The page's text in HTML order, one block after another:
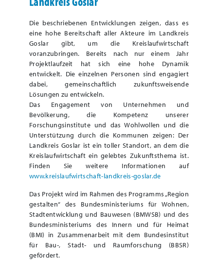
Die beschriebenen Entwicklungen zeigen, dass es
eine hohe Bereitschaft aller Akteure im Landkreis
Goslar gibt, um die Kreislaufwirtschaft
voranzubringen. Bereits nach nur einem Jahr
Projektlaufzeit hat sich eine hohe Dynamik
entwickelt. Die einzelnen Personen sind engagiert
dabei, gemeinschaftlich zukunftsweisende
Lösungen zu entwickeln.
Das Engagement von Unternehmen und
Bevölkerung, die Kompetenz unserer
Forschungsinstitute und das Wohlwollen und die
Unterstützung durch die Kommunen zeigen: Der
Landkreis Goslar ist ein toller Standort, an dem die
Kreislaufwirtschaft ein gelebtes Zukunftsthema ist.
Finden Sie weitere Informationen auf
www.kreislaufwirtschaft-landkreis-goslar.de
Das Projekt wird im Rahmen des Programms „Region
gestalten“ des Bundesministeriums für Wohnen,
Stadtentwicklung und Bauwesen (BMWSB) und des
Bundesministeriums des Innern und für Heimat
(BMI) in Zusammenarbeit mit dem Bundesinstitut
für Bau-, Stadt- und Raumforschung (BBSR)
gefördert.